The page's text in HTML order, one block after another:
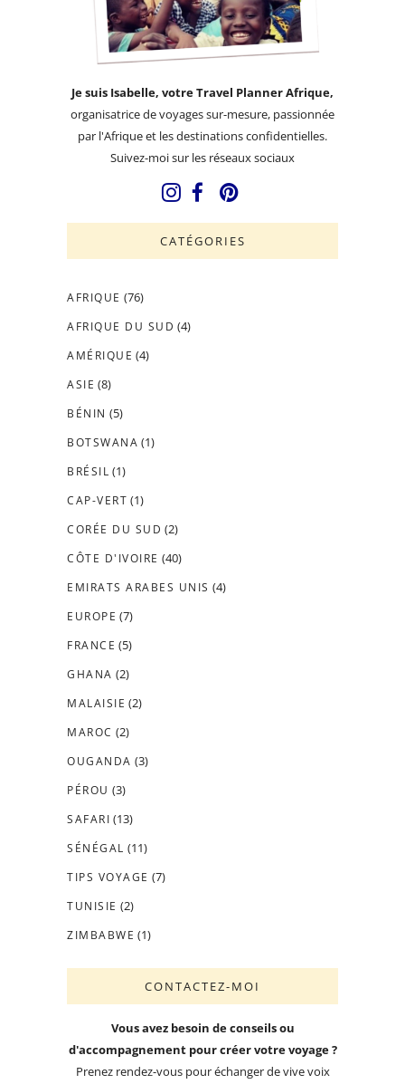
Je suis Isabelle, votre Travel Planner Afrique,
organisatrice de voyages sur-mesure, passionnée
par l'Afrique et les destinations confidentielles.
Suivez-moi sur les réseaux sociaux
CATÉGORIES
AFRIQUE (76)
AFRIQUE DU SUD (4)
AMÉRIQUE (4)
ASIE (8)
BÉNIN (5)
BOTSWANA (1)
BRÉSIL (1)
CAP-VERT (1)
CORÉE DU SUD (2)
CÔTE D'IVOIRE (40)
EMIRATS ARABES UNIS (4)
EUROPE (7)
FRANCE (5)
GHANA (2)
MALAISIE (2)
MAROC (2)
OUGANDA (3)
PÉROU (3)
SAFARI (13)
SÉNÉGAL (11)
TIPS VOYAGE (7)
TUNISIE (2)
ZIMBABWE (1)
CONTACTEZ-MOI
Vous avez besoin de conseils ou
d'accompagnement pour créer votre voyage ?
Prenez rendez-vous pour échanger de vive voix